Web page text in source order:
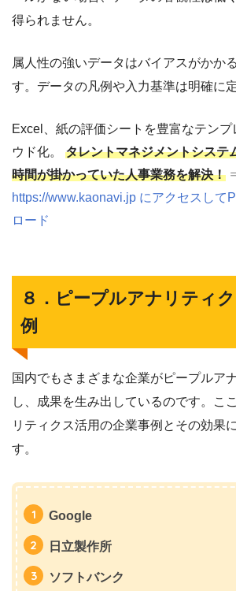
得られません。
属人性の強いデータはバイアスがかか
す。データの凡例や入力基準は明確に
Excel、紙の評価シートを豊富なテンプ
ウド化。 タレントマネジメントシステ
時間が掛かっていた人事業務を解決！
https://www.kaonavi.jp にアクセスして
ロード
８．ピープルアナリティ
例
国内でもさまざまな企業がピープルア
し、成果を生み出しているのです。こ
リティクス活用の企業事例とその効果
す。
Google
日立製作所
ソフトバンク